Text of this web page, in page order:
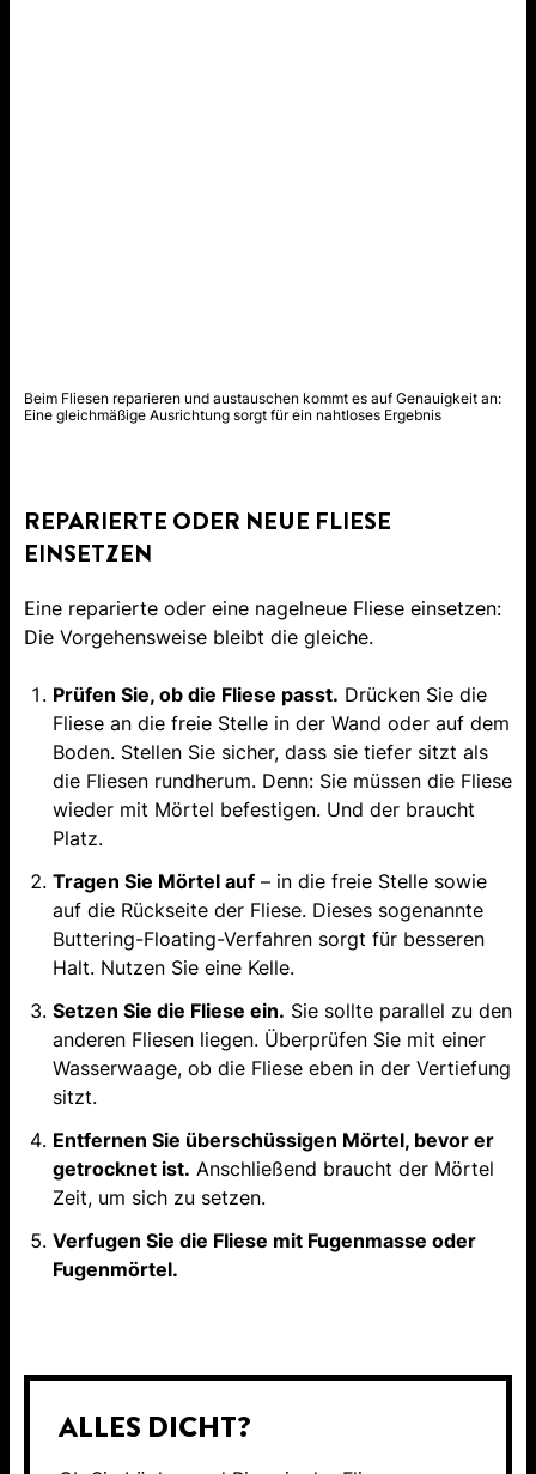
Beim Fliesen reparieren und austauschen kommt es auf Genauigkeit an:
Eine gleichmäßige Ausrichtung sorgt für ein nahtloses Ergebnis
REPARIERTE ODER NEUE FLIESE
EINSETZEN
Eine reparierte oder eine nagelneue Fliese einsetzen:
Die Vorgehensweise bleibt die gleiche.
Prüfen Sie, ob die Fliese passt. Drücken Sie die
Fliese an die freie Stelle in der Wand oder auf dem
Boden. Stellen Sie sicher, dass sie tiefer sitzt als
die Fliesen rundherum. Denn: Sie müssen die Fliese
wieder mit Mörtel befestigen. Und der braucht
Platz.
Tragen Sie Mörtel auf – in die freie Stelle sowie
auf die Rückseite der Fliese. Dieses sogenannte
Buttering-Floating-Verfahren sorgt für besseren
Halt. Nutzen Sie eine Kelle.
Setzen Sie die Fliese ein. Sie sollte parallel zu den
anderen Fliesen liegen. Überprüfen Sie mit einer
Wasserwaage, ob die Fliese eben in der Vertiefung
sitzt.
Entfernen Sie überschüssigen Mörtel, bevor er
getrocknet ist. Anschließend braucht der Mörtel
Zeit, um sich zu setzen.
Verfugen Sie die Fliese mit Fugenmasse oder
Fugenmörtel.
ALLES DICHT?